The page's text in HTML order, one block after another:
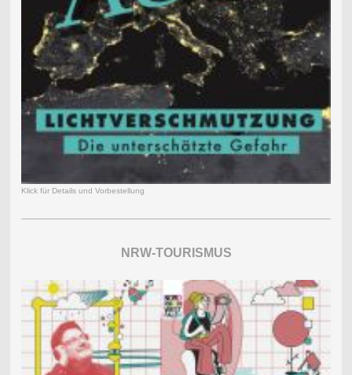
Klick für Details und Vorbestellung
NRW-TOURISMUS